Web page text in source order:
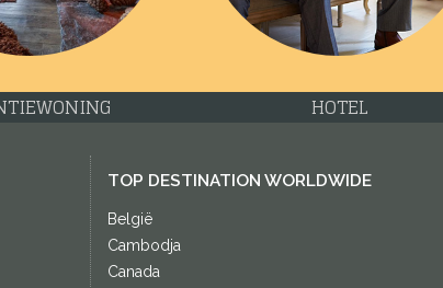
HOTEL
TOP DESTINATION WORLDWIDE
België
Cambodja
Canada